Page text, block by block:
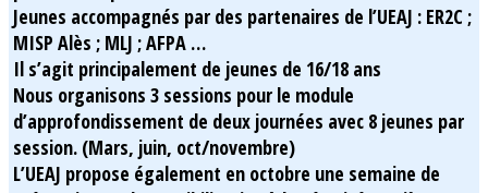
Jeunes accompagnés par des partenaires de l’UEAJ : ER2C ;
MISP Alès ; MLJ ; AFPA …
Il s’agit principalement de jeunes de 16/18 ans
Nous organisons 3 sessions pour le module
d’approfondissement de deux journées avec 8 jeunes par
session. (Mars, juin, oct/novembre)
L’UEAJ propose également en octobre une semaine de